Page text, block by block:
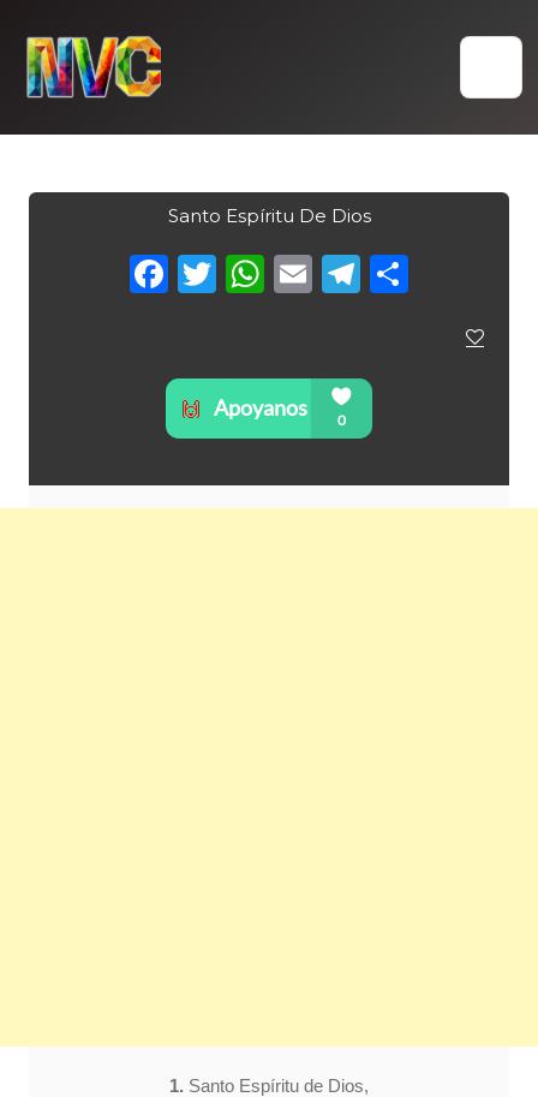
content
Santo Espíritu De Dios
Facebook
Twitter
WhatsApp
Email
1. Santo Espíritu de Dios,